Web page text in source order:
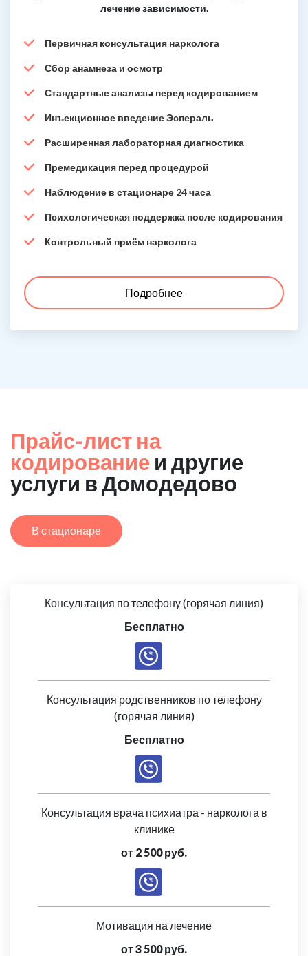
лечение зависимости.
Первичная консультация нарколога
Сбор анамнеза и осмотр
Стандартные анализы перед кодированием
Инъекционное введение Эспераль
Расширенная лабораторная диагностика
Премедикация перед процедурой
Наблюдение в стационаре 24 часа
Психологическая поддержка после кодирования
Контрольный приём нарколога
Подробнее
Прайс-лист на
кодирование и другие
услуги в Домодедово
В стационаре
Консультация по телефону (горячая линия)
Бесплатно
Консультация родственников по телефону
(горячая линия)
Бесплатно
Консультация врача психиатра - нарколога в
клинике
от 2 500 руб.
Мотивация на лечение
от 3 500 руб.